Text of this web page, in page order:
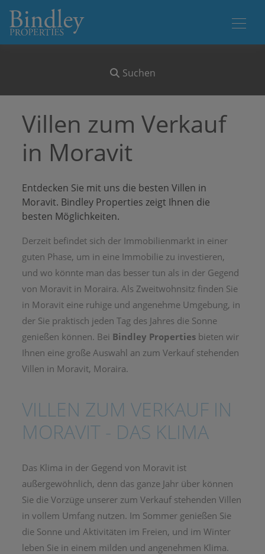
Suchen
Villen zum Verkauf
in Moravit
Entdecken Sie mit uns die besten Villen in
Moravit. Bindley Properties zeigt Ihnen die
besten Möglichkeiten.
Derzeit befindet sich der Immobilienmarkt in einer
guten Phase, um in eine Immobilie zu investieren,
und wo könnte man das besser tun als in der Gegend
von Moravit in Moraira. Als Zweitwohnsitz finden Sie
in Moravit eine ruhige und angenehme Umgebung, in
der Sie praktisch jeden Tag des Jahres die Sonne
genießen können. Bei Bindley Properties bieten wir
Ihnen eine große Auswahl an zum Verkauf stehenden
Villen in Moravit, Moraira.
VILLEN ZUM VERKAUF IN
MORAVIT - DAS KLIMA
Das Klima in der Gegend von Moravit ist
außergewöhnlich, denn das ganze Jahr über können
Sie die Vorzüge unserer zum Verkauf stehenden Villen
in vollem Umfang nutzen. Im Sommer genießen Sie
die Sonne und Aktivitäten im Freien, und im Winter
leben Sie in einem milden und angenehmen Klima.